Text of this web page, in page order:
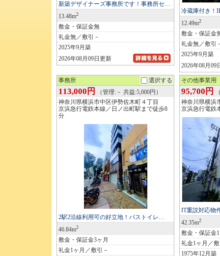
新築デザイナーズ事務所です！事務所セ…
13.48m2
敷金・保証金無
礼金無／敷引－
2025年9月築
2026年08月09日更新
冷蔵庫付き！
12.49m2
敷金・保証金
礼金無／敷引
2025年9月築
2026年08月09
事務所 選択する
113,000円
（管理:－ 共益:5,000円）
神奈川県横浜市中区伊勢佐木町４丁目
京浜急行電鉄本線／日ノ出町駅まで徒歩8
分
2駅2沿線利用可の好立地！バストイレ…
46.84m2
敷金・保証金3ヶ月
礼金1ヶ月／敷引－
その他事業用
95,700円
神奈川県横浜
京浜急行電鉄
IT重説対応物
42.35m2
敷金・保証金
礼金1ヶ月／
1975年12月築